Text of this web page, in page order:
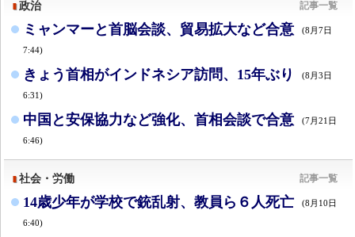
政治 記事一覧
ミャンマーと首脳会談、貿易拡大など合意 (8月7日
7:44)
きょう首相がインドネシア訪問、15年ぶり (8月3日
6:31)
中国と安保協力など強化、首相会談で合意 (7月21日
6:46)
社会・労働 記事一覧
14歳少年が学校で銃乱射、教員ら６人死亡 (8月10日
6:40)